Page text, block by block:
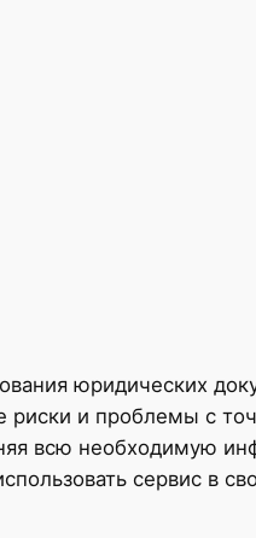
юридических
риски и проблемы с
всю необходимую
сервис в